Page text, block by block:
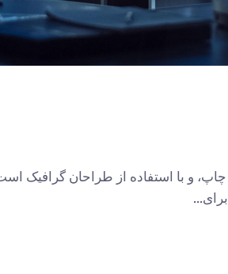
و با استفاده از طراحان گرافیک